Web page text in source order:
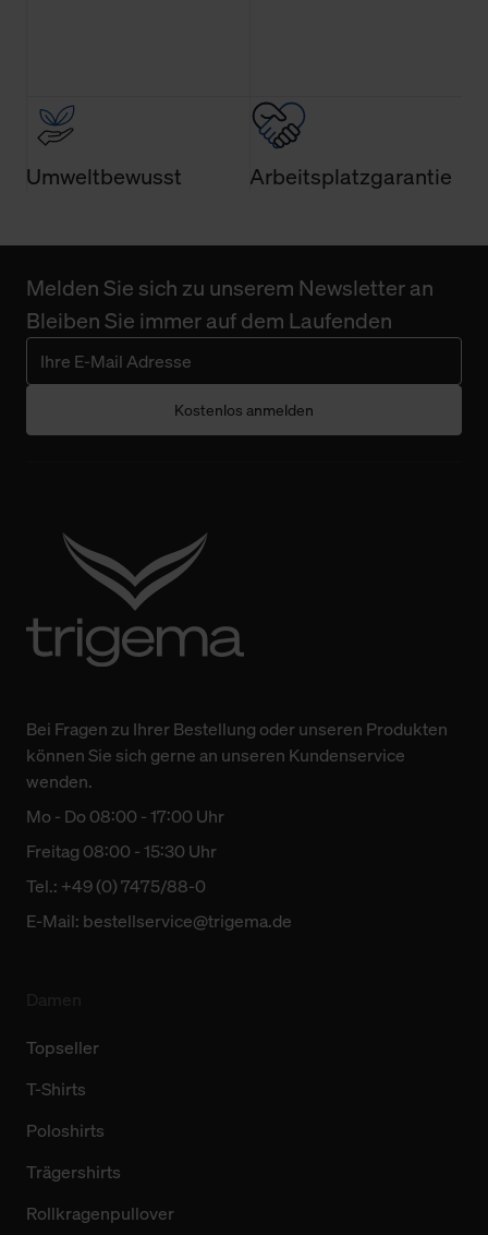
Umweltbewusst Arbeitsplatzgarantie
Melden Sie sich zu unserem Newsletter an
Bleiben Sie immer auf dem Laufenden
Kostenlos anmelden
Bei Fragen zu Ihrer Bestellung oder unseren Produkten
können Sie sich gerne an unseren Kundenservice
wenden.
Mo - Do 08:00 - 17:00 Uhr
Freitag 08:00 - 15:30 Uhr
Tel.: +49 (0) 7475/88-0
E-Mail: bestellservice@trigema.de
Topseller
T-Shirts
Poloshirts
Trägershirts
Rollkragenpullover